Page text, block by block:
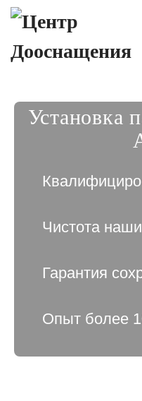
Установка
Чистота
Гарантия
Опыт более